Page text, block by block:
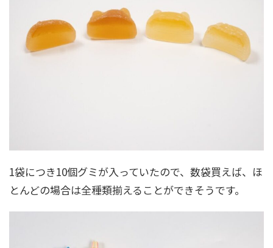
1袋につき10個グミが入っていたので、数袋買えば、ほ
とんどの場合は全種類揃えることができそうです。